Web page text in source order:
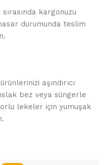
kargonuzu
durumunda teslim
aşındırıcı
bez veya süngerle
lekeler için yumuşak